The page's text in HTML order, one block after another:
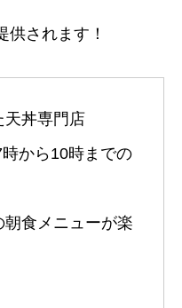
供されます！
天丼専門店
から10時までの
食メニューが楽